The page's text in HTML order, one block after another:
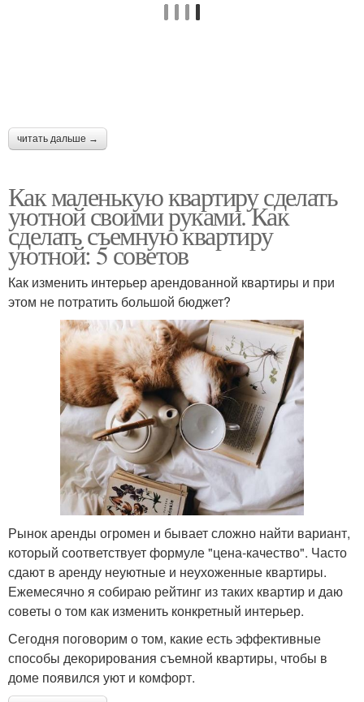
читать дальше →
Как маленькую квартиру сделать
уютной своими руками. Как
сделать съемную квартиру
уютной: 5 советов
Как изменить интерьер арендованной квартиры и при
этом не потратить большой бюджет?
Рынок аренды огромен и бывает сложно найти вариант,
который соответствует формуле "цена-качество". Часто
сдают в аренду неуютные и неухоженные квартиры.
Ежемесячно я собираю рейтинг из таких квартир и даю
советы о том как изменить конкретный интерьер.
Сегодня поговорим о том, какие есть эффективные
способы декорирования съемной квартиры, чтобы в
доме появился уют и комфорт.